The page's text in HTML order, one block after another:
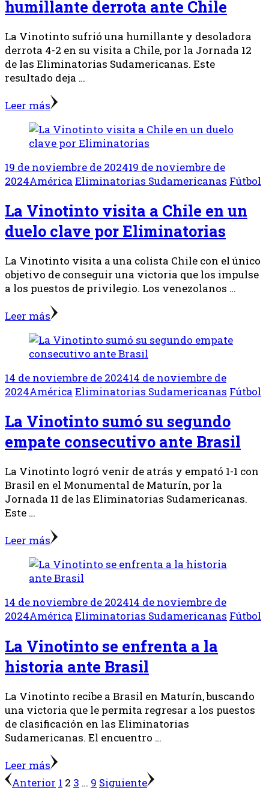
humillante derrota ante Chile
La Vinotinto sufrió una humillante y desoladora
derrota 4-2 en su visita a Chile, por la Jornada 12
de las Eliminatorias Sudamericanas. Este
resultado deja …
Leer más
19 de noviembre de 202419 de noviembre de
2024América Eliminatorias Sudamericanas Fútbol
La Vinotinto visita a Chile en un
duelo clave por Eliminatorias
La Vinotinto visita a una colista Chile con el único
objetivo de conseguir una victoria que los impulse
a los puestos de privilegio. Los venezolanos …
Leer más
14 de noviembre de 202414 de noviembre de
2024América Eliminatorias Sudamericanas Fútbol
La Vinotinto sumó su segundo
empate consecutivo ante Brasil
La Vinotinto logró venir de atrás y empató 1-1 con
Brasil en el Monumental de Maturín, por la
Jornada 11 de las Eliminatorias Sudamericanas.
Este …
Leer más
14 de noviembre de 202414 de noviembre de
2024América Eliminatorias Sudamericanas Fútbol
La Vinotinto se enfrenta a la
historia ante Brasil
La Vinotinto recibe a Brasil en Maturín, buscando
una victoria que le permita regresar a los puestos
de clasificación en las Eliminatorias
Sudamericanas. El encuentro …
Leer más
Posts
Anterior Página
1 Página
2 Página
3 … Página
9 Siguiente